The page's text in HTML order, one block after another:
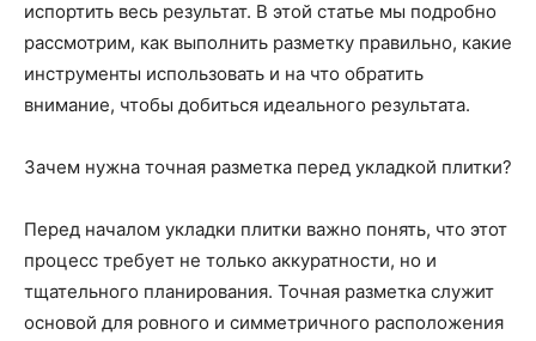
испортить весь результат. В этой статье мы подробно
рассмотрим, как выполнить разметку правильно, какие
инструменты использовать и на что обратить
внимание, чтобы добиться идеального результата.
Зачем нужна точная разметка перед укладкой плитки?
Перед началом укладки плитки важно понять, что этот
процесс требует не только аккуратности, но и
тщательного планирования. Точная разметка служит
основой для ровного и симметричного расположения